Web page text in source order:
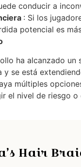
conducir a
: Si los
potencial es
ha alcanzado un
y se está
múltiples
el nivel de riesgo o
Hair